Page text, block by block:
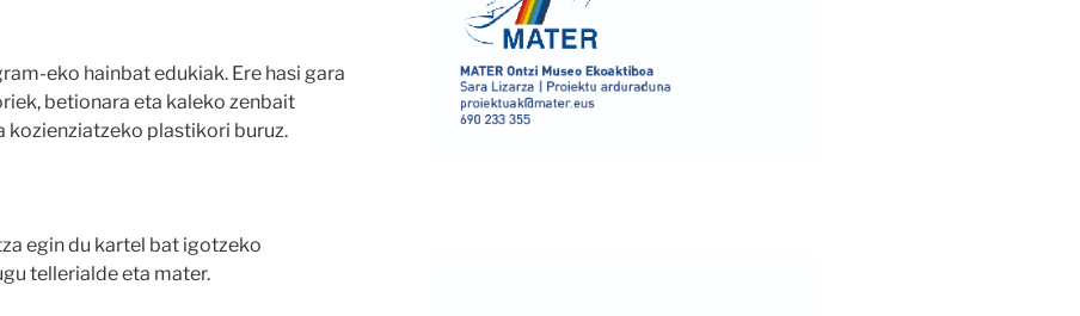
eko hainbat edukiak. Ere hasi gara
betionara eta kaleko zenbait
kozienziatzeko plastikori buruz.
egin du kartel bat igotzeko
tellerialde eta mater.